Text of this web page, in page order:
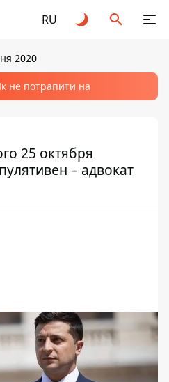
RU
2020
не потрапити на
25 октября
– адвокат